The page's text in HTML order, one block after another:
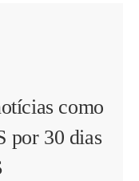
como
por 30 dias